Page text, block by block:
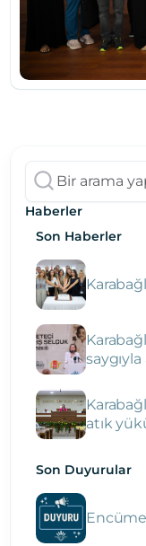
Haberler
Son Haberler
saygıyla
atık
Son Duyurular